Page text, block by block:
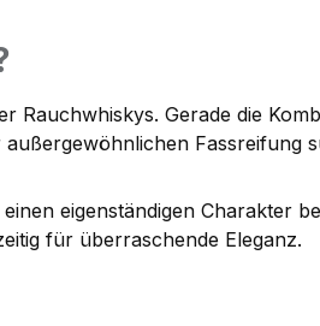
Rauchwhiskys. Gerade die
Fassreifung
eigenständigen Charakter
für überraschende Eleganz.